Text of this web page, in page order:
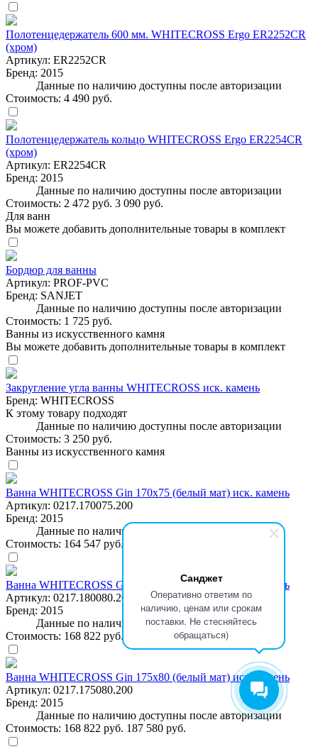
Санджет
Оперативно ответим по
наличию, ценам или срокам
поставки. Не стесняйтесь
обращаться)
Полотенцедержатель 600 мм. WHITECROSS Ergo ER2252CR
(хром)
Артикул: ER2252CR
Бренд: 2015
Данные по наличию доступны после авторизации
Стоимость: 4 490 руб.
Полотенцедержатель кольцо WHITECROSS Ergo ER2254CR
(хром)
Артикул: ER2254CR
Бренд: 2015
Данные по наличию доступны после авторизации
Стоимость: 2 472 руб. 3 090 руб.
Для ванн
Вы можете добавить дополнительные товары в комплект
Бордюр для ванны
Артикул: PROF-PVC
Бренд: SANJET
Данные по наличию доступны после авторизации
Стоимость: 1 725 руб.
Ванны из искусственного камня
Вы можете добавить дополнительные товары в комплект
Закругление угла ванны WHITECROSS иск. камень
Бренд: WHITECROSS
К этому товару подходят
Данные по наличию доступны после авторизации
Стоимость: 3 250 руб.
Ванны из искусственного камня
Ванна WHITECROSS Gin 170x75 (белый мат) иск. камень
Артикул: 0217.170075.200
Бренд: 2015
Данные по наличию доступны после авторизации
Стоимость: 164 547 руб.
Ванна WHITECROSS Gin 180x80 (белый мат) иск. камень
Артикул: 0217.180080.200
Бренд: 2015
Данные по наличию доступны после авторизации
Стоимость: 168 822 руб. 187 580 руб.
Ванна WHITECROSS Gin 175x80 (белый мат) иск. камень
Артикул: 0217.175080.200
Бренд: 2015
Данные по наличию доступны после авторизации
Стоимость: 168 822 руб. 187 580 руб.